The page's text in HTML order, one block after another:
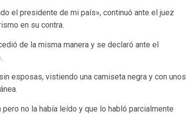
el presidente de mi país», continuó ante el juez
en su contra.
de la misma manera y se declaró ante el
esposas, vistiendo una camiseta negra y con unos
no la había leído y que lo habló parcialmente